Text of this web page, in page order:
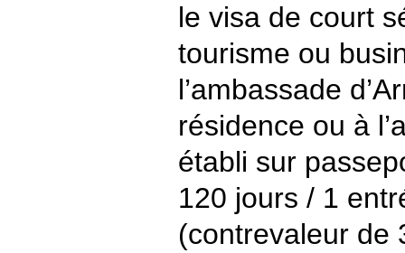
le visa de court
tourisme ou
l’ambassade
résidence ou à
établi sur
120 jours / 1
(contrevaleur de